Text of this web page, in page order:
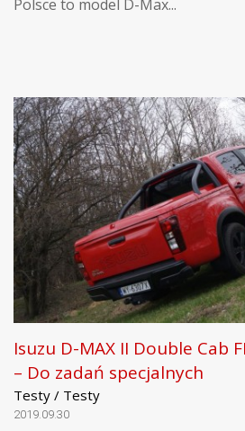
Polsce to model D-Max...
Isuzu D-MAX II Double Cab
– Do zadań specjalnych
Testy / Testy
2019.09.30